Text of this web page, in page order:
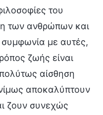
του
των ανθρώπων και
συμφωνία με αυτές,
ζωής είναι
αίσθηση
αποκαλύπτουν
ζουν συνεχώς